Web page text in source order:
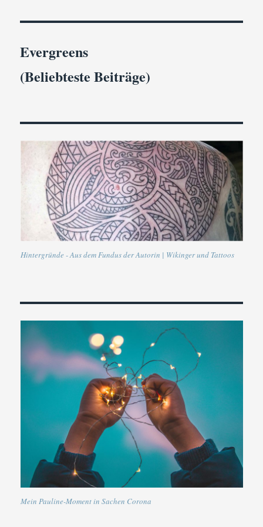
Evergreens
(Beliebteste Beiträge)
Hintergründe - Aus dem Fundus der Autorin | Wikinger und Tattoos
Mein Pauline-Moment in Sachen Corona